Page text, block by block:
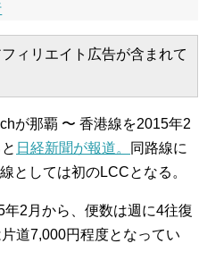
ィリエイト広告が含まれて
が那覇 〜 香港線を2015年2
日経新聞が報道。
同路線に
としては初のLCCとなる。
2月から、便数は週に4往復
道7,000円程度となってい